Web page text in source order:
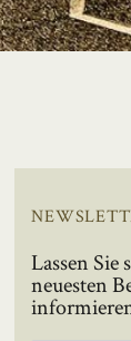
Lassen Sie
neuesten